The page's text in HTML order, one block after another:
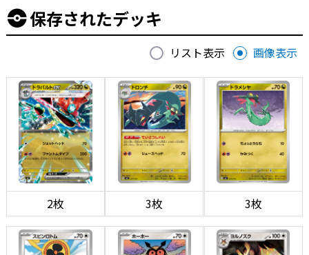
保存されたデッキ
リスト表示 画像表示
2枚 3枚 3枚